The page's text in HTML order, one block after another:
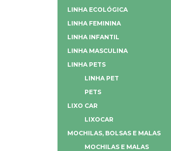
LINHA ECOLÓGICA
LINHA FEMININA
LINHA INFANTIL
LINHA MASCULINA
LINHA PETS
LINHA PET
PETS
LIXO CAR
LIXOCAR
MOCHILAS, BOLSAS E MALAS
MOCHILAS E MALAS